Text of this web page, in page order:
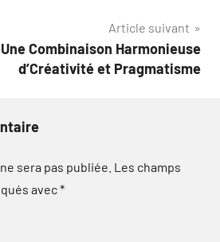
Article suivant
Combinaison Harmonieuse
d’Créativité et Pragmatisme
sera pas publiée. Les champs
avec*